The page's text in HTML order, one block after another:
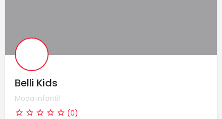
Belli Kids
Moda infantil
(0)